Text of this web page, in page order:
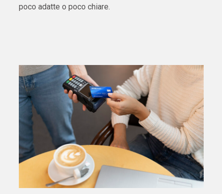
poco adatte o poco chiare.